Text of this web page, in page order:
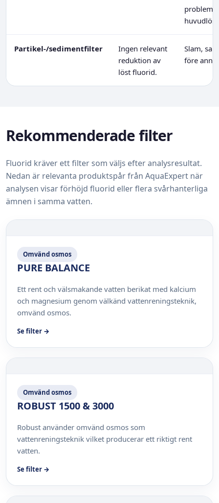
problem
Partikel-/sedimentfilter
Ingen relevant
reduktion av
löst fluorid.
Slam,
före
Rekommenderade filter
Fluorid kräver ett filter som väljs efter analysresultat.
Nedan är relevanta produktspår från AquaExpert när
analysen visar förhöjd fluorid eller flera svårhanterliga
ämnen i samma vatten.
Omvänd osmos
PURE BALANCE
Ett rent och välsmakande vatten berikat med kalcium
och magnesium genom välkänd vattenreningsteknik,
omvänd osmos.
Se filter →
Omvänd osmos
ROBUST 1500 & 3000
Robust använder omvänd osmos som
vattenreningsteknik vilket producerar ett riktigt rent
vatten.
Se filter →